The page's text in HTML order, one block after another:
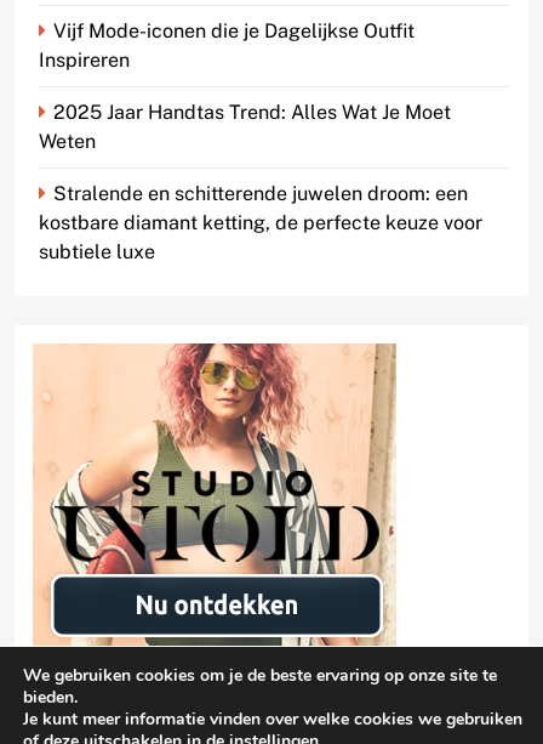
Vijf Mode-iconen die je Dagelijkse Outfit
Inspireren
2025 Jaar Handtas Trend: Alles Wat Je Moet
Weten
Stralende en schitterende juwelen droom: een
kostbare diamant ketting, de perfecte keuze voor
subtiele luxe
We gebruiken cookies om je de beste ervaring op onze site te
bieden.
Je kunt meer informatie vinden over welke cookies we gebruiken